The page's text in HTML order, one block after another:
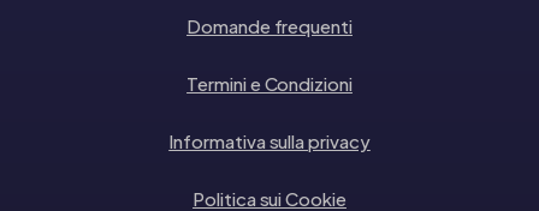
Domande frequenti
Termini e Condizioni
Informativa sulla privacy
Politica sui Cookie